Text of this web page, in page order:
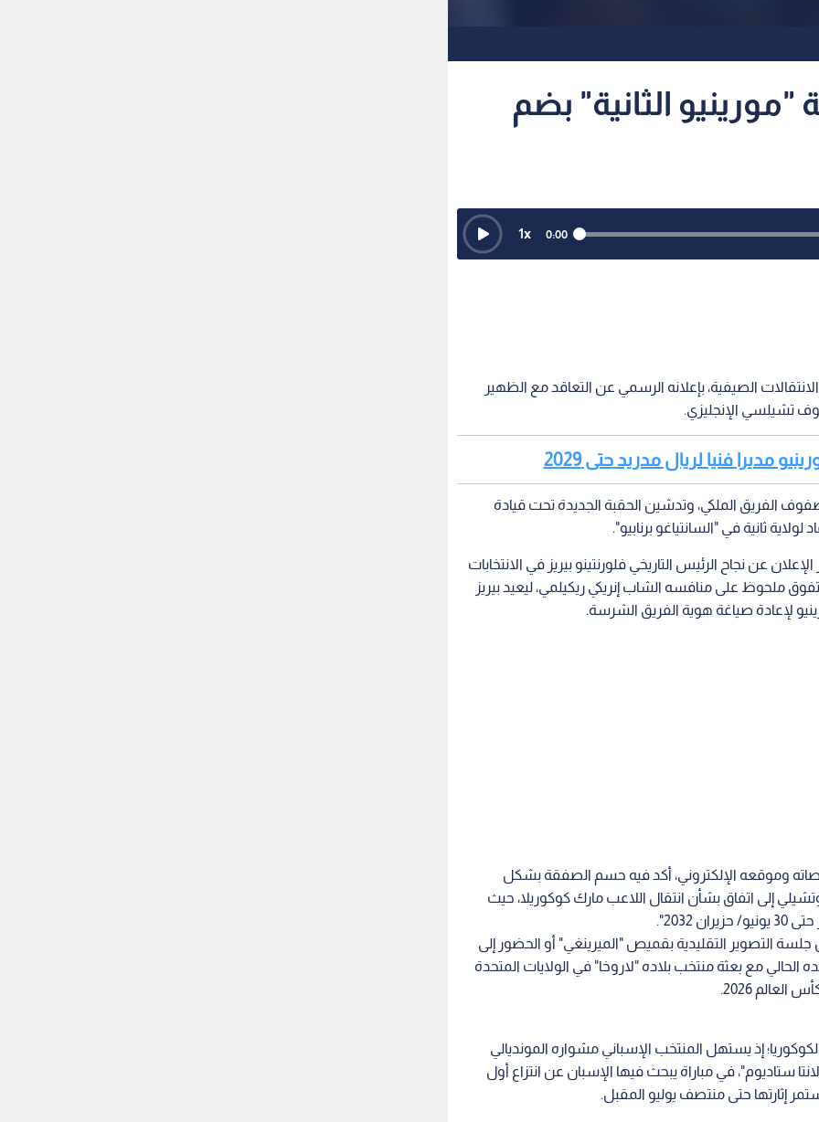
الثانية" بضم
0:00
1x
الصيفية، بإعلانه الرسمي عن التعاقد مع الظهير
تشيلسي الإنجليزي.
مديرا فنيا لريال مدريد حتى 2029
الفريق الملكي، وتدشين الحقبة الجديدة تحت قيادة
ثانية في "السانتياغو برنابيو".
عن نجاح الرئيس التاريخي فلورنتينو بيريز في الانتخابات
ملحوظ على منافسه الشاب إنريكي ريكيلمي، ليعيد بيريز
لإعادة صياغة هوية الفريق الشرسة.
منصاته وموقعه الإلكتروني، أكد فيه حسم الصفقة بشكل
إلى اتفاق بشأن انتقال اللاعب مارك كوكوريلا​، حيث
صاحب الـ27 عاما من خوض جلسة التصوير التقليدية بقميص "الميرينغي" أو الحضور إلى
مع بعثة منتخب بلاده "لاروخا" في الولايات المتحدة
2026.
إذ يستهل المنتخب الإسباني مشواره المونديالي
ستاديوم"، في مباراة يبحث فيها الإسبان عن انتزاع أول
إثارتها حتى منتصف يوليو المقبل.